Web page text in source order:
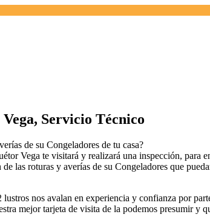
Servicio Técnico
de su Congeladores de tu casa?
Vega te visitará y realizará una inspección, para
las roturas y averías de su Congeladores que
nos avalan en experiencia y confianza por
mejor tarjeta de visita de la podemos presumir y